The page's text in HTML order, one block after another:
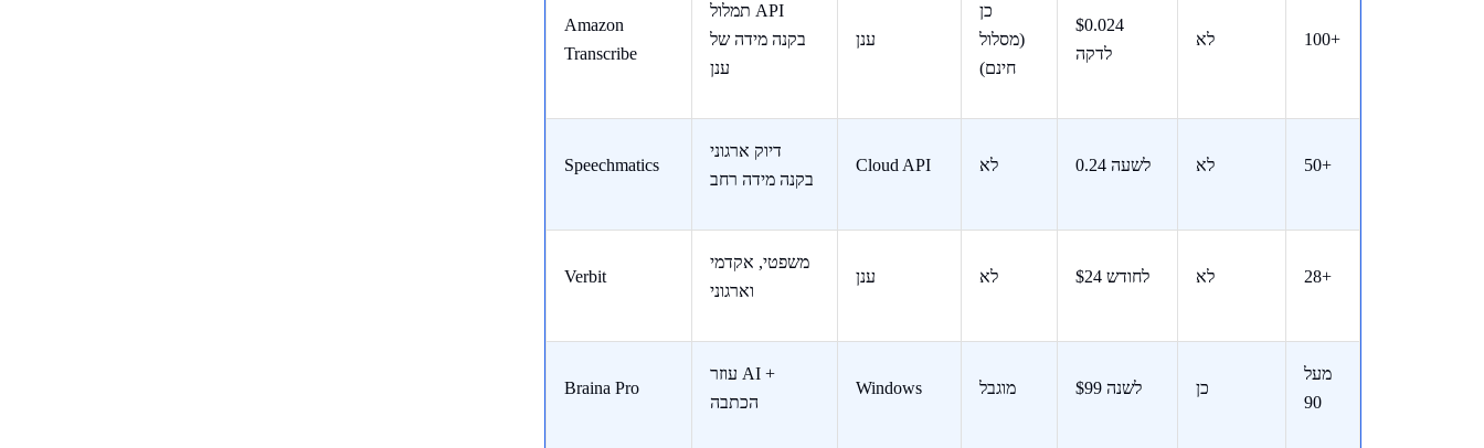
Amazon
Transcribe
תמלול API
בקנה מידה של
ענן
ענן
כן
(מסלול
חינם)
$0.024
לדקה
לא 100+
Speechmatics
דיוק ארגוני
בקנה מידה רחב
Cloud API לא 0.24 לשעה לא 50+
Verbit
משפטי, אקדמי
וארגוני
ענן לא $24 לחודש לא 28+
Braina Pro
עוזר AI +
הכתבה
Windows מוגבל $99 לשנה כן
מעל
90